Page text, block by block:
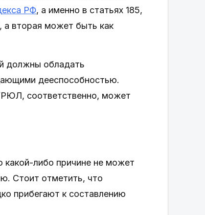
РФ, а именно в статьях 185,
а вторая может быть как
должны обладать
дееспособностью.
соответственно, может
какой-либо причине не может
Стоит отметить, что
прибегают к составлению